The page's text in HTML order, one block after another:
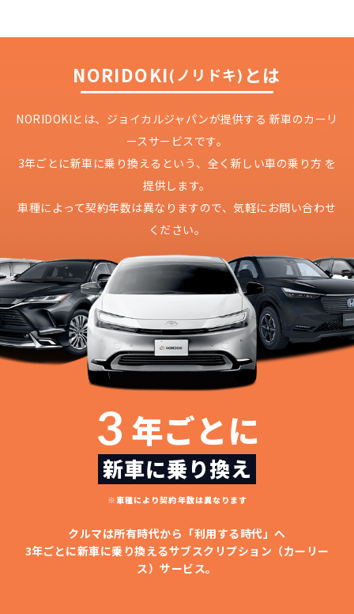
NORIDOKI(ノリドキ) とは
NORIDOKIとは、ジョイカルジャパンが提供する 新車のカーリ
ースサービスです。
3年ごとに新車に乗り換えるという、 全く新しい車の乗り方 を
提供します。
車種によって契約年数は異なりますので、気軽にお問い合わせ
ください。
3 年ごとに
新車に乗り換え
※車種により契約年数は異なります
クルマは所有時代から「利用する時代」へ
3年ごとに新車に乗り換えるサブスクリプション（カーリー
ス）サービス。